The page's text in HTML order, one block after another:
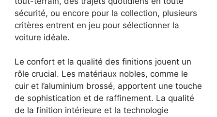
sécurité, ou encore pour la collection, plusieurs
critères entrent en jeu pour sélectionner la
voiture idéale.
Le confort et la qualité des finitions jouent un
rôle crucial. Les matériaux nobles, comme le
cuir et l’aluminium brossé, apportent une touche
de sophistication et de raffinement. La qualité
de la finition intérieure et la technologie